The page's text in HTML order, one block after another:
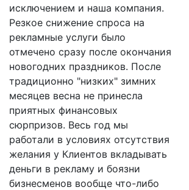
исключением и наша компания.
Резкое снижение спроса на
рекламные услуги было
отмечено сразу после окончания
новогодних праздников. После
традиционно "низких" зимних
месяцев весна не принесла
приятных финансовых
сюрпризов. Весь год мы
работали в условиях отсутствия
желания у Клиентов вкладывать
деньги в рекламу и боязни
бизнесменов вообще что-либо